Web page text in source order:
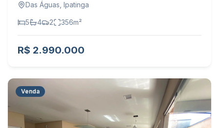
Das Águas Ipatinga
5 4 2 356m²
R$ 2.990.000
Venda